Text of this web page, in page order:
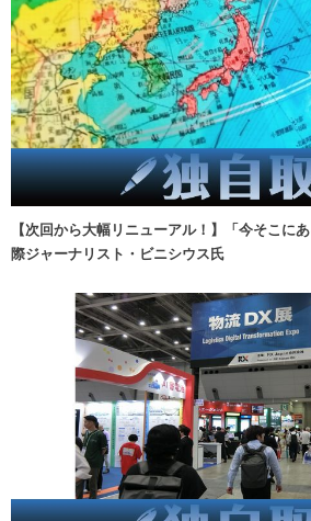
【次回から大幅リニューアル！】「今そこ
際ジャーナリスト・ビニシウス氏